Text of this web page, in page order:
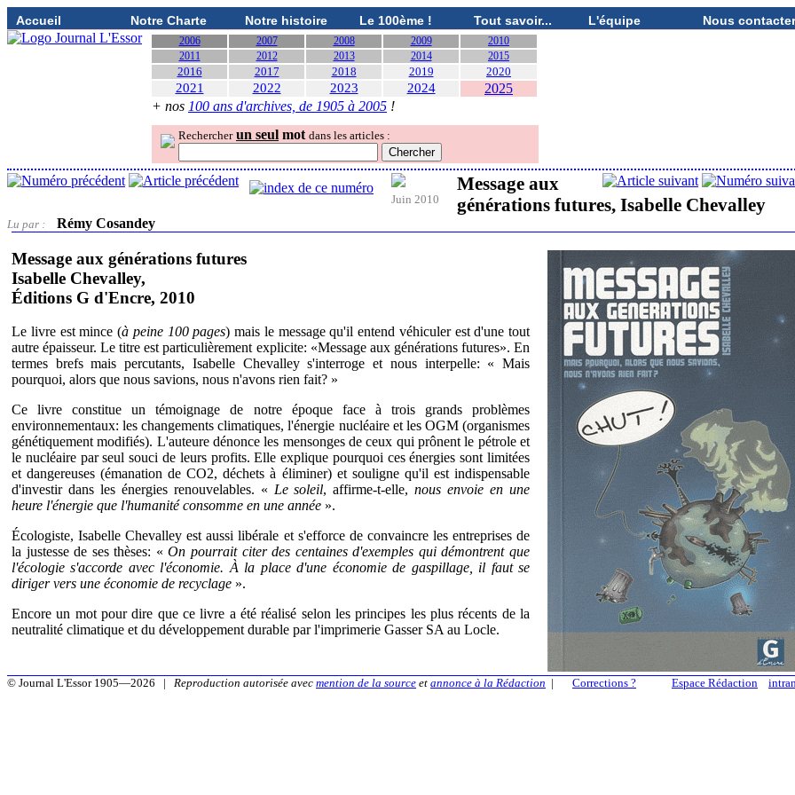
Accueil Notre Charte Notre histoire Le 100ème ! Tout savoir... L'équipe Nous contacter
2006 2007 2008 2009
2010
2011
2012 2013 2014 2015
2016 2017 2018 2019 2020
2021 2022 2023 2024
2025
+ nos 100 ans d'archives, de 1905 à 2005 !
Rechercher un seul mot dans les articles :
Juin 2010
Message aux
générations futures, Isabelle Chevalley
Lu par : Rémy Cosandey
Message aux générations futures
Isabelle Chevalley,
Éditions G d'Encre, 2010
Le livre est mince (à peine 100 pages) mais le message qu'il entend véhiculer est d'une tout
autre épaisseur. Le titre est particulièrement explicite: «Message aux générations futures». En
termes brefs mais percutants, Isabelle Chevalley s'interroge et nous interpelle: « Mais
pourquoi, alors que nous savions, nous n'avons rien fait? »
Ce livre constitue un témoignage de notre époque face à trois grands problèmes
environnementaux: les changements climatiques, l'énergie nucléaire et les OGM (organismes
génétiquement modifiés). L'auteure dénonce les mensonges de ceux qui prônent le pétrole et
le nucléaire par seul souci de leurs profits. Elle explique pourquoi ces énergies sont limitées
et dangereuses (émanation de CO2, déchets à éliminer) et souligne qu'il est indispensable
d'investir dans les énergies renouvelables. « Le soleil, affirme-t-elle,nous envoie en une
heure l'énergie que l'humanité consomme en une année ».
Écologiste, Isabelle Chevalley est aussi libérale et s'efforce de convaincre les entreprises de
la justesse de ses thèses: «On pourrait citer des centaines d'exemples qui démontrent que
l'écologie s'accorde avec l'économie. À la place d'une économie de gaspillage, il faut se
diriger vers une économie de recyclage ».
Encore un mot pour dire que ce livre a été réalisé selon les principes les plus récents de la
neutralité climatique et du développement durable par l'imprimerie Gasser SA au Locle.
Espace Rédaction
© Journal L'Essor 1905—2026 | Reproduction autorisée avec mention de la source et annonce à la Rédaction | Corrections ?